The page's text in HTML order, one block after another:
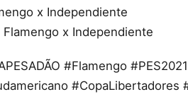
x Independiente
x Independiente
#Flamengo
#CopaLibertadores